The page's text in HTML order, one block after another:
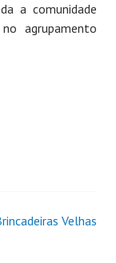
a comunidade
agrupamento
Velhas